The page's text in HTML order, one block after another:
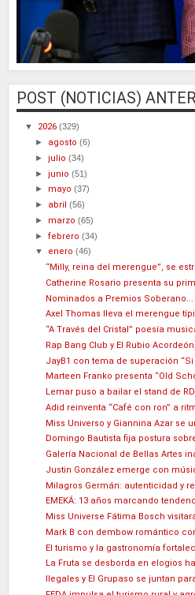
POST (NOTICIAS)
▼ 2026 (329)
► agosto(6)
►julio(34)
►junio(51)
► mayo(37)
► abril(56)
► marzo(65)
►febrero(34)
▼ enero(46)
“Milly, reina del merengue”, se
Catherine Rosario presenta su
Nominados a Premios
Axel Thomas lleva el merengue
“A Través del Cristal” poesía
Rap Bang Club y El Rubio
JayB1 con tema de superación
Marteen Franko presenta “Old
Lemar puso a bailar el stand de
Adid reinventa “Café con ron” a
Miss Universo y Giannina Azar se
Domingo Bautista fija postura
Galería Nacional de Bellas Artes
Justin González emerge con
Milagros Germán: autenticidad y
EMEKÁ: 13 años marcando
Miss Universe Fátima Bosch
Mark B con dembow romántico
El turismo y la gastronomía
La Fruta se desborda en elogios
Ilegales y El Grupaso se juntan